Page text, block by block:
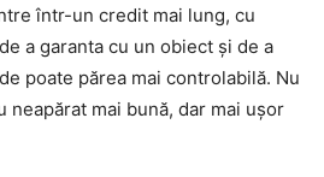
într-un credit mai lung, cu
a garanta cu un obiect și de a
poate părea mai controlabilă. Nu
neapărat mai bună, dar mai ușor